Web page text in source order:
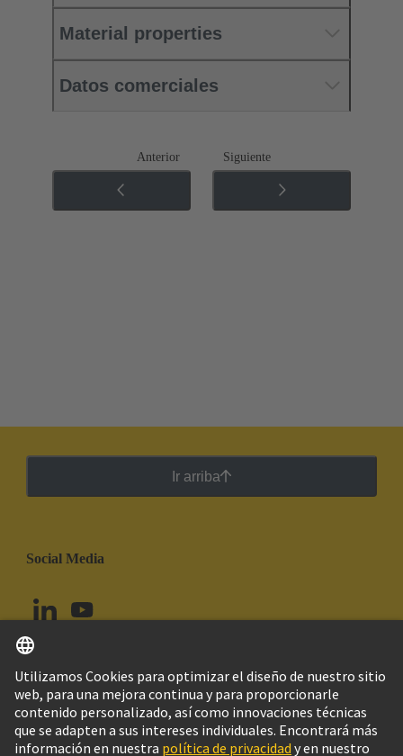
Material properties
Datos comerciales
Anterior Siguiente
Ir arriba
Social Media
Ecuador Español